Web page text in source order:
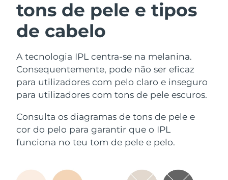
tons de pele e tipos
de cabelo
A tecnologia IPL centra-se na melanina.
Consequentemente, pode não ser eficaz
para utilizadores com pelo claro e inseguro
para utilizadores com tons de pele escuros.
Consulta os diagramas de tons de pele e
cor do pelo para garantir que o IPL
funciona no teu tom de pele e pelo.